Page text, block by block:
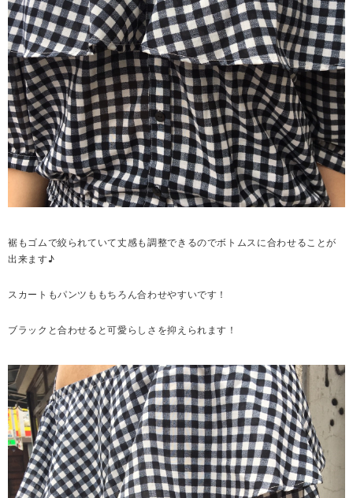
裾もゴムで絞られていて丈感も調整できるのでボトムスに合わせることが
出来ます♪
スカートもパンツももちろん合わせやすいです！
ブラックと合わせると可愛らしさを抑えられます！